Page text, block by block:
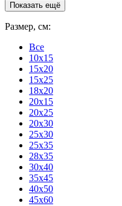
Показать ещё
Размер, см:
Все
10x15
15x20
15x25
18x20
20x15
20x25
20x30
25x30
25x35
28x35
30x40
35x45
40x50
45x60